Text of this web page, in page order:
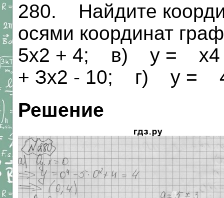
280. Найдите
осями координат
5х2 + 4; в) у = х4
+ Зх2 - 10; г) у =
Решение